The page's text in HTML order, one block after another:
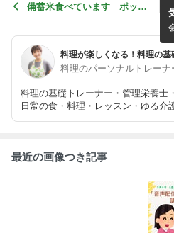
備蓄米食べています ポッド
選」
料理が楽しくなる！料理の基
料理の基礎トレーナー・管理栄養士
日常の食・料理・レッスン・ゆる介
婚準備に最適。家で身につく オン
最近の画像つき記事